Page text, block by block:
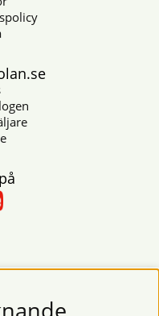
från oss? Fyll då i din e-